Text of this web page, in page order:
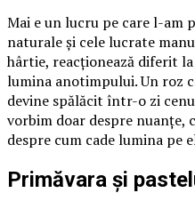
Mai e un lucru pe care l-am
naturale și cele lucrate
hârtie, reacționează diferit
lumina anotimpului. Un roz
devine spălăcit într-o zi
vorbim doar despre nuanțe,
despre cum cade lumina pe
Primăvara și